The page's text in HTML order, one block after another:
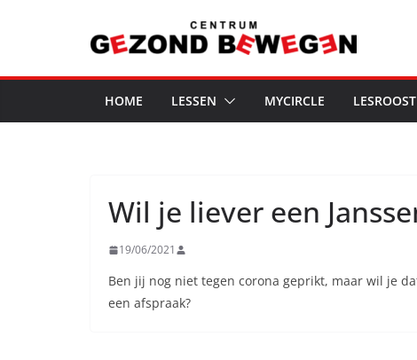
inhoud
HOME LESSEN MYCIRCLE
Wil je liever een
19/06/2021
Ben jij nog niet tegen corona geprikt, maar wil je
een afspraak?